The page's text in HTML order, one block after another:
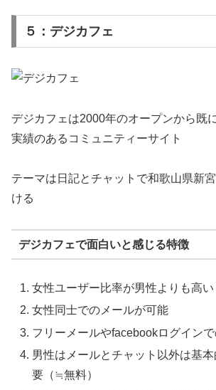
５：デジカフェ
デジカフェは2000年のオープンから既
実績のあるコミュニティーサイト
テーマは日記とチャットで和歌山県新
ける
デジカフェで面白いと感じる特徴
女性ユーザー比率が男性よりも高い
女性同士でのメールが可能
フリーメールやfacebookログイン
男性はメールとチャット以外は基
要（≒無料）